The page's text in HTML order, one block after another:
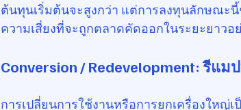
ต้นทุนเริ่มต้นจะสูงกว่า แต่การลงทุนลักษณะ
ความเสี่ยงที่จะถูกตลาดคัดออกในระยะยาว
Conversion / Redevelopment: รีแ
การเปลี่ยนการใช้งานหรือการยกเครื่องให